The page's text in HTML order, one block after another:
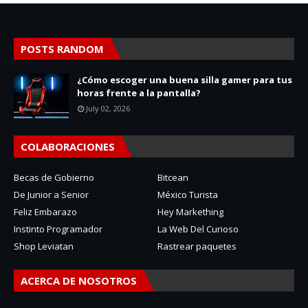
POSTS RANDOM
¿Cómo escoger una buena silla gamer para tus
horas frente a la pantalla?
July 02, 2026
COLABORACIONES
Becas de Gobierno
Bitcean
De Junior a Senior
México Turista
Feliz Embarazo
Hey Markething
Instinto Programador
La Web Del Curioso
Shop Leviatan
Rastrear paquetes
ACERCA DE NOSOTROS